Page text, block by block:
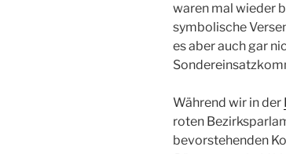
waren mal wieder
symbolische
es aber auch gar
Während wir in der
roten
bevorstehenden